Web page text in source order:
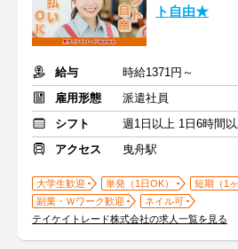
ト自由★
給与
時給1371円～
雇用形態
派遣社員
シフト
週1日以上 1日6時間
アクセス
曳舟駅
大学生歓迎 単発（1日OK）
短期（1
副業・Ｗワーク歓迎
ネイル可
テイケイトレード株式会社の求人一覧を見る